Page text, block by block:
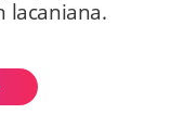
lacaniana.